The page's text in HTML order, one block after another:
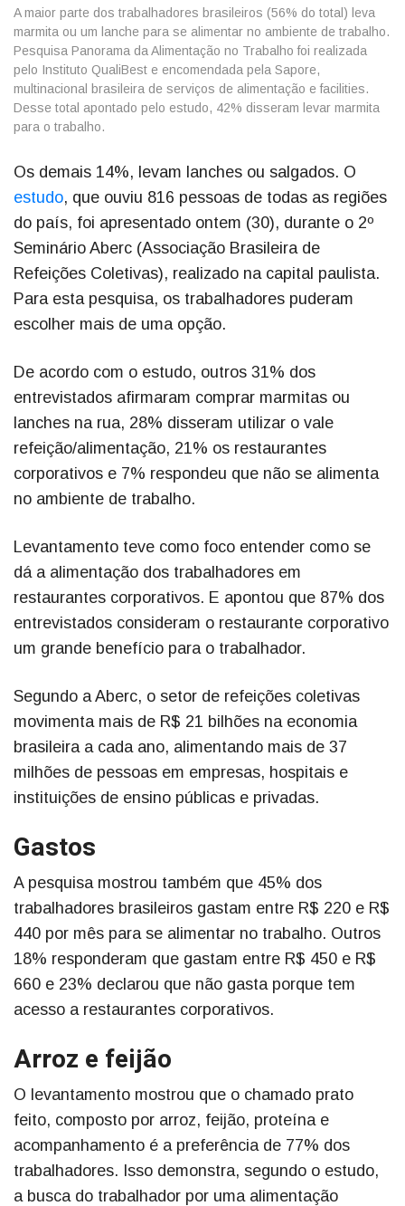
A maior parte dos trabalhadores brasileiros (56% do total) leva
marmita ou um lanche para se alimentar no ambiente de trabalho.
Pesquisa Panorama da Alimentação no Trabalho foi realizada
pelo Instituto QualiBest e encomendada pela Sapore,
multinacional brasileira de serviços de alimentação e facilities.
Desse total apontado pelo estudo, 42% disseram levar marmita
para o trabalho.
Os demais 14%, levam lanches ou salgados. O
estudo, que ouviu 816 pessoas de todas as regiões
do país, foi apresentado ontem (30), durante o 2º
Seminário Aberc (Associação Brasileira de
Refeições Coletivas), realizado na capital paulista.
Para esta pesquisa, os trabalhadores puderam
escolher mais de uma opção.
De acordo com o estudo, outros 31% dos
entrevistados afirmaram comprar marmitas ou
lanches na rua, 28% disseram utilizar o vale
refeição/alimentação, 21% os restaurantes
corporativos e 7% respondeu que não se alimenta
no ambiente de trabalho.
Levantamento teve como foco entender como se
dá a alimentação dos trabalhadores em
restaurantes corporativos. E apontou que 87% dos
entrevistados consideram o restaurante corporativo
um grande benefício para o trabalhador.
Segundo a Aberc, o setor de refeições coletivas
movimenta mais de R$ 21 bilhões na economia
brasileira a cada ano, alimentando mais de 37
milhões de pessoas em empresas, hospitais e
instituições de ensino públicas e privadas.
Gastos
A pesquisa mostrou também que 45% dos
trabalhadores brasileiros gastam entre R$ 220 e R$
440 por mês para se alimentar no trabalho. Outros
18% responderam que gastam entre R$ 450 e R$
660 e 23% declarou que não gasta porque tem
acesso a restaurantes corporativos.
Arroz e feijão
O levantamento mostrou que o chamado prato
feito, composto por arroz, feijão, proteína e
acompanhamento é a preferência de 77% dos
trabalhadores. Isso demonstra, segundo o estudo,
a busca do trabalhador por uma alimentação